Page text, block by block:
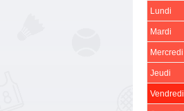
Lundi
Mardi
Mercredi
Jeudi
Vendredi